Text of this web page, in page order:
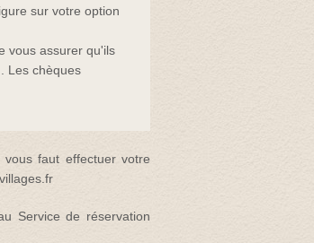
sur votre option
vous assurer qu'ils
Les chèques
faut effectuer votre
Service de réservation